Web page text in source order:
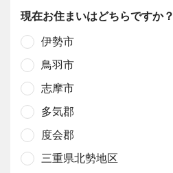
現在お住まいはどちらですか？
伊勢市
鳥羽市
志摩市
多気郡
度会郡
三重県北勢地区